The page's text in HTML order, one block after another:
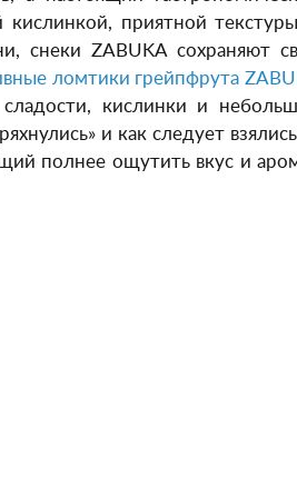
приятной
снеки ZABUKA сохраняют
ломтики грейпфрута
кислинки и
и как следует
полнее ощутить вкус и